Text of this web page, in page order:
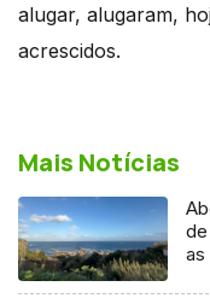
alugar, alugaram,
acrescidos.
Mais Notícias
as